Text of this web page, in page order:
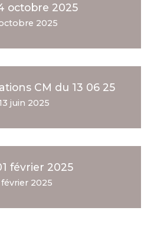
octobre 2025
2025
CM du 13 06 25
juin 2025
février 2025
2025